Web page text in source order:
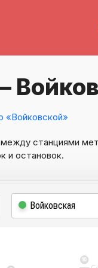
«Войковской»
станциями
и остановок.
10